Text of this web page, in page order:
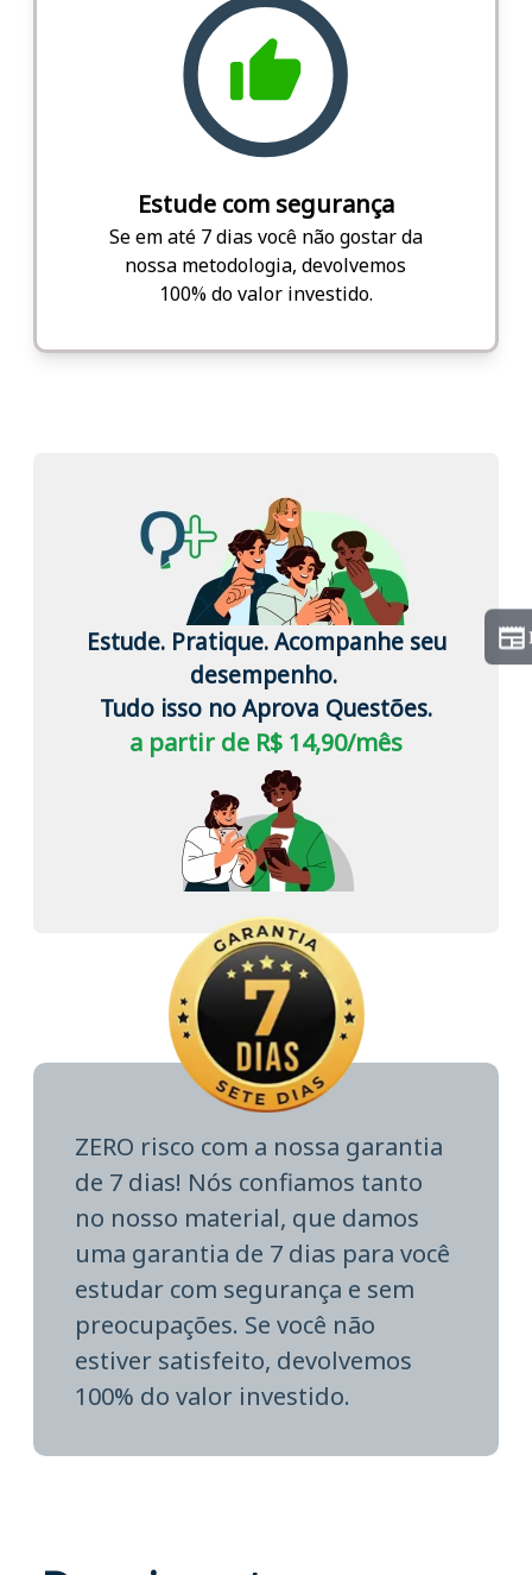
Estude com segurança
Se em até 7 dias você não gostar da
nossa metodologia, devolvemos
100% do valor investido.
Estude. Pratique. Acompanhe seu
desempenho.
Tudo isso no Aprova Questões.
a partir de R$ 14,90/mês
ZERO risco com a nossa garantia
de 7 dias! Nós confiamos tanto
no nosso material, que damos
uma garantia de 7 dias para você
estudar com segurança e sem
preocupações. Se você não
estiver satisfeito, devolvemos
100% do valor investido.